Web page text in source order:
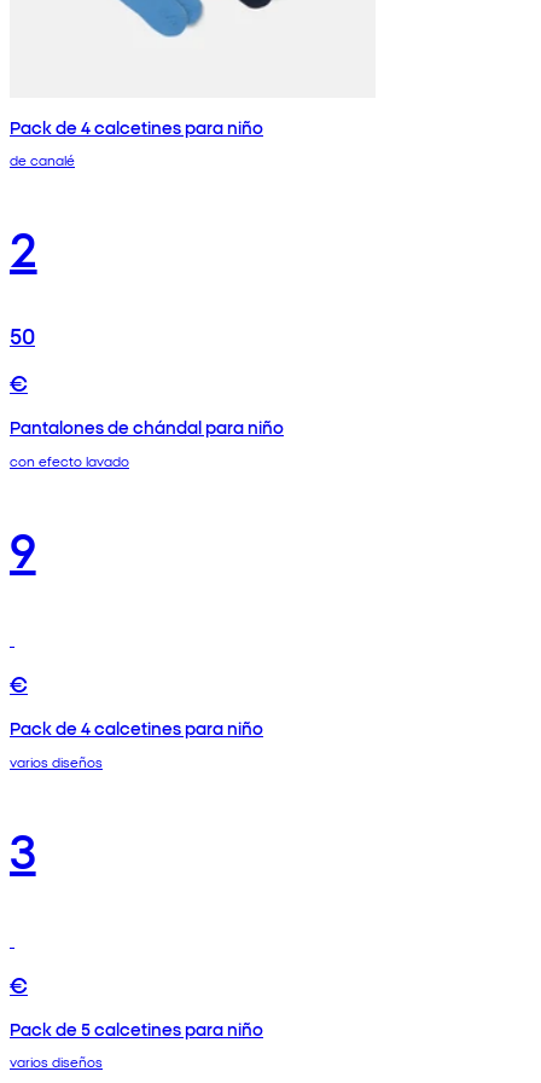
Pack de 4 calcetines para niño
de canalé
2
50
€
Pantalones de chándal para niño
con efecto lavado
9
€
Pack de 4 calcetines para niño
varios diseños
3
€
Pack de 5 calcetines para niño
varios diseños